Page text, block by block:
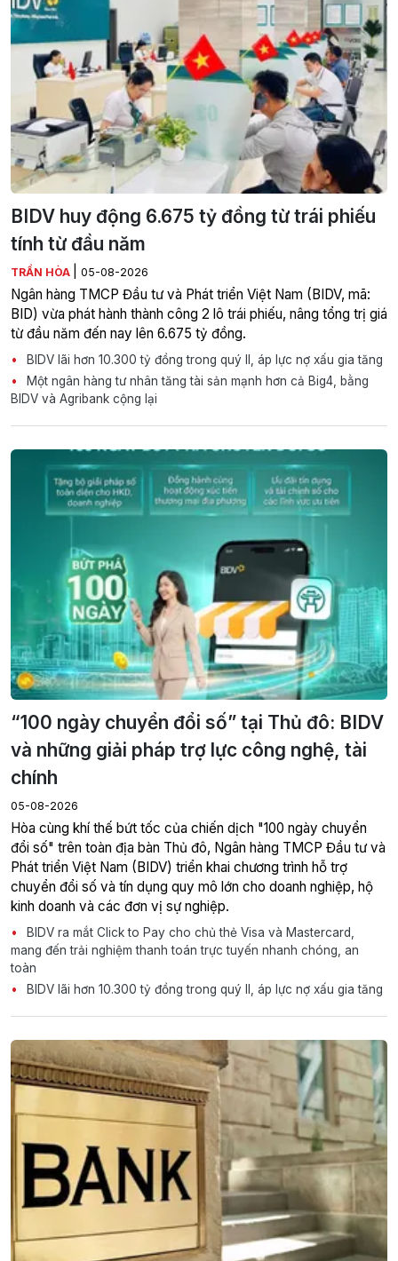
BIDV huy động 6.675 tỷ đồng từ trái phiếu
tính từ đầu năm
TRẦN HÒA 05-08-2026
Ngân hàng TMCP Đầu tư và Phát triển Việt Nam (BIDV, mã:
BID) vừa phát hành thành công 2 lô trái phiếu, nâng tổng trị giá
từ đầu năm đến nay lên 6.675 tỷ đồng.
BIDV lãi hơn 10.300 tỷ đồng trong quý II, áp lực nợ xấu gia tăng
Một ngân hàng tư nhân tăng tài sản mạnh hơn cả Big4, bằng
BIDV và Agribank cộng lại
“100 ngày chuyển đổi số” tại Thủ đô: BIDV
và những giải pháp trợ lực công nghệ, tài
chính
05-08-2026
Hòa cùng khí thế bứt tốc của chiến dịch "100 ngày chuyển
đổi số" trên toàn địa bàn Thủ đô, Ngân hàng TMCP Đầu tư và
Phát triển Việt Nam (BIDV) triển khai chương trình hỗ trợ
chuyển đổi số và tín dụng quy mô lớn cho doanh nghiệp, hộ
kinh doanh và các đơn vị sự nghiệp.
BIDV ra mắt Click to Pay cho chủ thẻ Visa và Mastercard,
mang đến trải nghiệm thanh toán trực tuyến nhanh chóng, an
toàn
BIDV lãi hơn 10.300 tỷ đồng trong quý II, áp lực nợ xấu gia tăng